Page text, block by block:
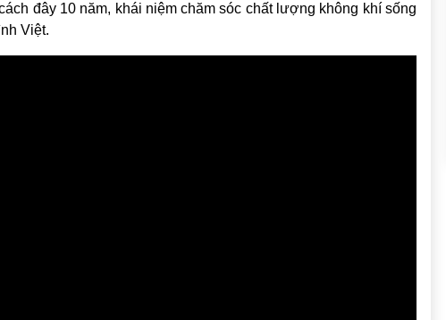
đây 10 năm, khái niệm chăm sóc chất lượng không khí sống
Việt.